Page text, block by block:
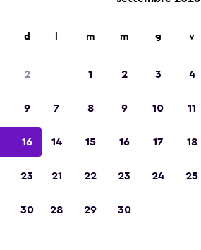
d
2
9
16
23
30
m m g v
1 2 3 4
7 8 9 10 11
14 15 16 17 18
21 22 23 24 25
28 29 30